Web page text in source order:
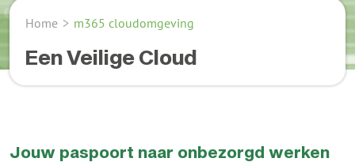
Home > m365 cloudomgeving
Een Veilige Cloud
Jouw paspoort naar onbezorgd werken